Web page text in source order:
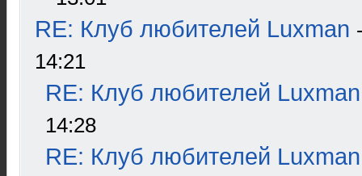
RE: Клуб любителей Luxman
14:21
RE: Клуб любителей Luxman
14:28
RE: Клуб любителей Luxman